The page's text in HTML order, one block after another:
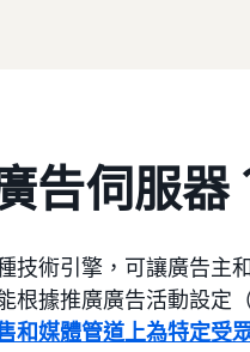
告伺服器
技術引擎，可讓廣告主
根據推廣廣告活動設定
和媒體管道上為特定受